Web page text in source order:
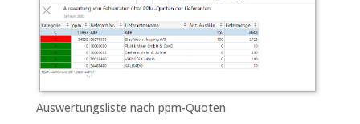
Auswertungsliste nach ppm-Quoten